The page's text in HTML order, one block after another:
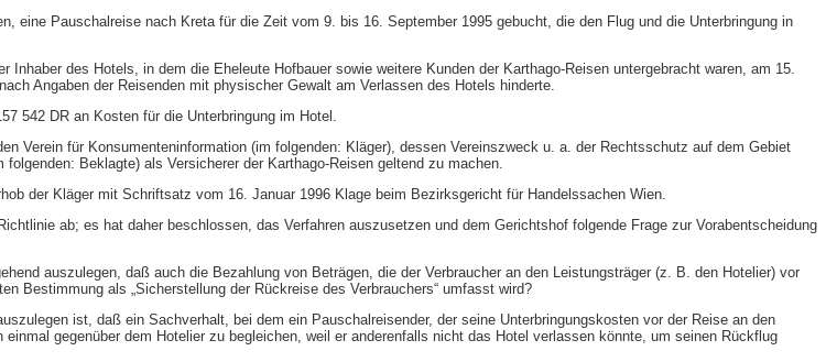
eine Pauschalreise nach Kreta für die Zeit vom 9. bis 16. September 1995 gebucht, die den Flug und die Unterbringung in
des Hotels, in dem die Eheleute Hofbauer sowie weitere Kunden der Karthago-​Reisen untergebracht waren, am 15.
Angaben der Reisenden mit physischer Gewalt am Verlassen des Hotels hinderte.
542 DR an Kosten für die Unterbringung im Hotel.
Verein für Konsumenteninformation (im folgenden: Kläger), dessen Vereinszweck u. a. der Rechtsschutz auf dem Gebiet
Beklagte) als Versicherer der Karthago-​Reisen geltend zu machen.
der Kläger mit Schriftsatz vom 16. Januar 1996 Klage beim Bezirksgericht für Handelssachen Wien.
ab; es hat daher beschlossen, das Verfahren auszusetzen und dem Gerichtshof folgende Frage zur Vorabentscheidung
auszulegen, daß auch die Bezahlung von Beträgen, die der Verbraucher an den Leistungsträger (z. B. den Hotelier) vor
Bestimmung als „Sicherstellung der Rückreise des Verbrauchers“ umfasst wird?
ist, daß ein Sachverhalt, bei dem ein Pauschalreisender, der seine Unterbringungskosten vor der Reise an den
gegenüber dem Hotelier zu begleichen, weil er anderenfalls nicht das Hotel verlassen könnte, um seinen Rückflug